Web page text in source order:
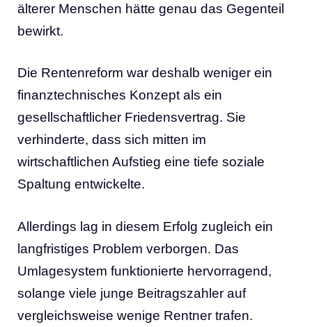
älterer Menschen hätte genau das Gegenteil
bewirkt.
Die Rentenreform war deshalb weniger ein
finanztechnisches Konzept als ein
gesellschaftlicher Friedensvertrag. Sie
verhinderte, dass sich mitten im
wirtschaftlichen Aufstieg eine tiefe soziale
Spaltung entwickelte.
Allerdings lag in diesem Erfolg zugleich ein
langfristiges Problem verborgen. Das
Umlagesystem funktionierte hervorragend,
solange viele junge Beitragszahler auf
vergleichsweise wenige Rentner trafen.